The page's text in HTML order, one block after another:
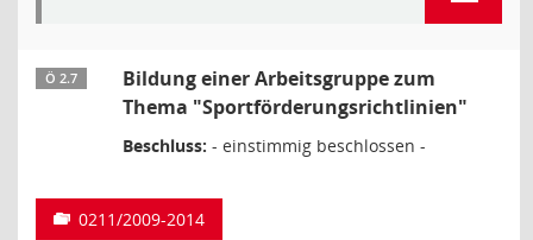
Ö 2.7
Bildung einer Arbeitsgruppe zum
Thema "Sportförderungsrichtlinien"
Beschluss: - einstimmig beschlossen -
0211/2009-2014